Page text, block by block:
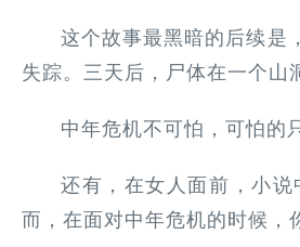
这个故事最黑暗的后续是
失踪。三天后，尸体在一个山
中年危机不可怕，可怕的
还有，在女人面前，小
而，在面对中年危机的时候，